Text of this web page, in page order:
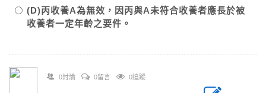
(D)丙收養A為無效，因丙與A未符合收養者應長於被
收養者一定年齡之要件。
0討論 0留言 0追蹤